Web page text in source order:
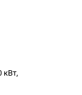
кВт,